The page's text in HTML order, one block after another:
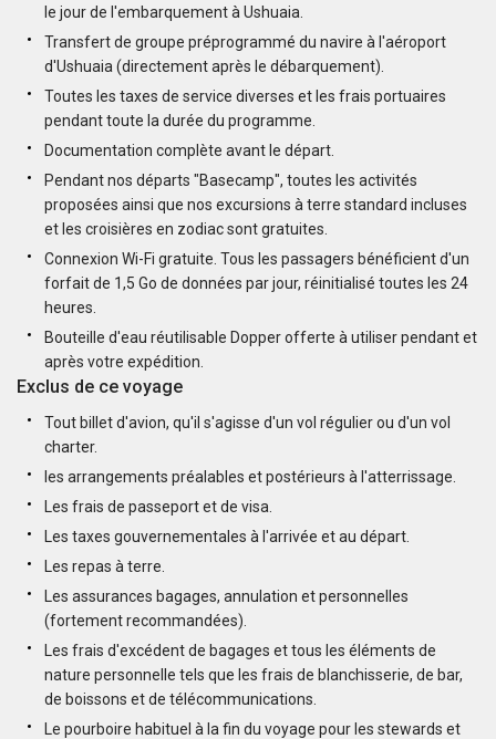
le jour de l'embarquement à Ushuaia.
Transfert de groupe préprogrammé du navire à l'aéroport
d'Ushuaia (directement après le débarquement).
Toutes les taxes de service diverses et les frais portuaires
pendant toute la durée du programme.
Documentation complète avant le départ.
Pendant nos départs "Basecamp", toutes les activités
proposées ainsi que nos excursions à terre standard incluses
et les croisières en zodiac sont gratuites.
Connexion Wi-Fi gratuite. Tous les passagers bénéficient d'un
forfait de 1,5 Go de données par jour, réinitialisé toutes les 24
heures.
Bouteille d'eau réutilisable Dopper offerte à utiliser pendant et
après votre expédition.
Exclus de ce voyage
Tout billet d'avion, qu'il s'agisse d'un vol régulier ou d'un vol
charter.
les arrangements préalables et postérieurs à l'atterrissage.
Les frais de passeport et de visa.
Les taxes gouvernementales à l'arrivée et au départ.
Les repas à terre.
Les assurances bagages, annulation et personnelles
(fortement recommandées).
Les frais d'excédent de bagages et tous les éléments de
nature personnelle tels que les frais de blanchisserie, de bar,
de boissons et de télécommunications.
Le pourboire habituel à la fin du voyage pour les stewards et